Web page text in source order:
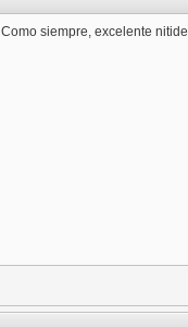
Como siempre, excelente